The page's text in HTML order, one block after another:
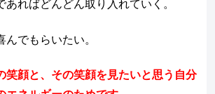
あればどんどん取り入れていく。
でもらいたい。
笑顔と、その笑顔を見たいと思う自分